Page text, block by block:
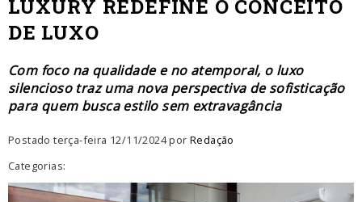
LUXURY REDEFINE O CONCEITO
DE LUXO
Com foco na qualidade e no atemporal, o luxo
silencioso traz uma nova perspectiva de sofisticação
para quem busca estilo sem extravagância
Postado terça-feira 12/11/2024 por Redação
Categorias: